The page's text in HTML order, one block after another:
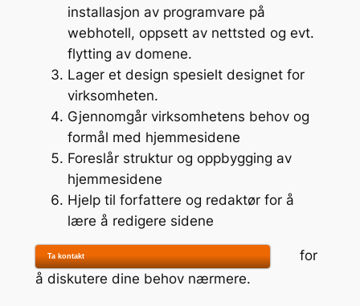
installasjon av programvare på
webhotell, oppsett av nettsted og evt.
flytting av domene.
Lager et design spesielt designet for
virksomheten.
Gjennomgår virksomhetens behov og
formål med hjemmesidene
Foreslår struktur og oppbygging av
hjemmesidene
Hjelp til forfattere og redaktør for å
lære å redigere sidene
Ta kontakt
for
å diskutere dine behov nærmere.